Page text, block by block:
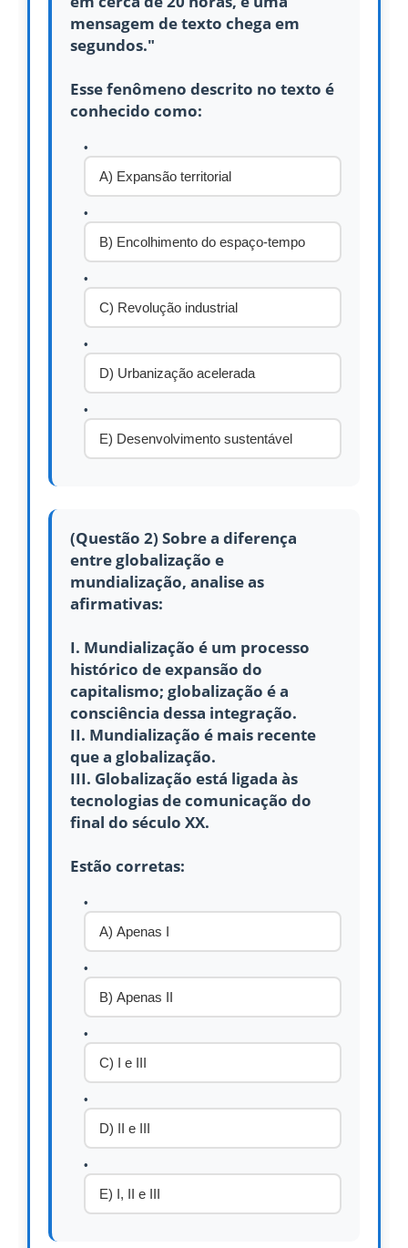
mensagem de texto chega em
segundos."
Esse fenômeno descrito no texto é
conhecido como:
A) Expansão territorial
B) Encolhimento do espaço-tempo
C) Revolução industrial
D) Urbanização acelerada
E) Desenvolvimento sustentável
(Questão 2) Sobre a diferença
entre globalização e
mundialização, analise as
afirmativas:
I. Mundialização é um processo
histórico de expansão do
capitalismo; globalização é a
consciência dessa integração.
II. Mundialização é mais recente
que a globalização.
III. Globalização está ligada às
tecnologias de comunicação do
final do século XX.
Estão corretas:
A) Apenas I
B) Apenas II
C) I e III
D) II e III
E) I, II e III